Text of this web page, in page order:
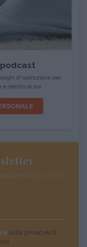
d'ispirazione per
dentro di noi.
sugli ultimi
sulla privacye di